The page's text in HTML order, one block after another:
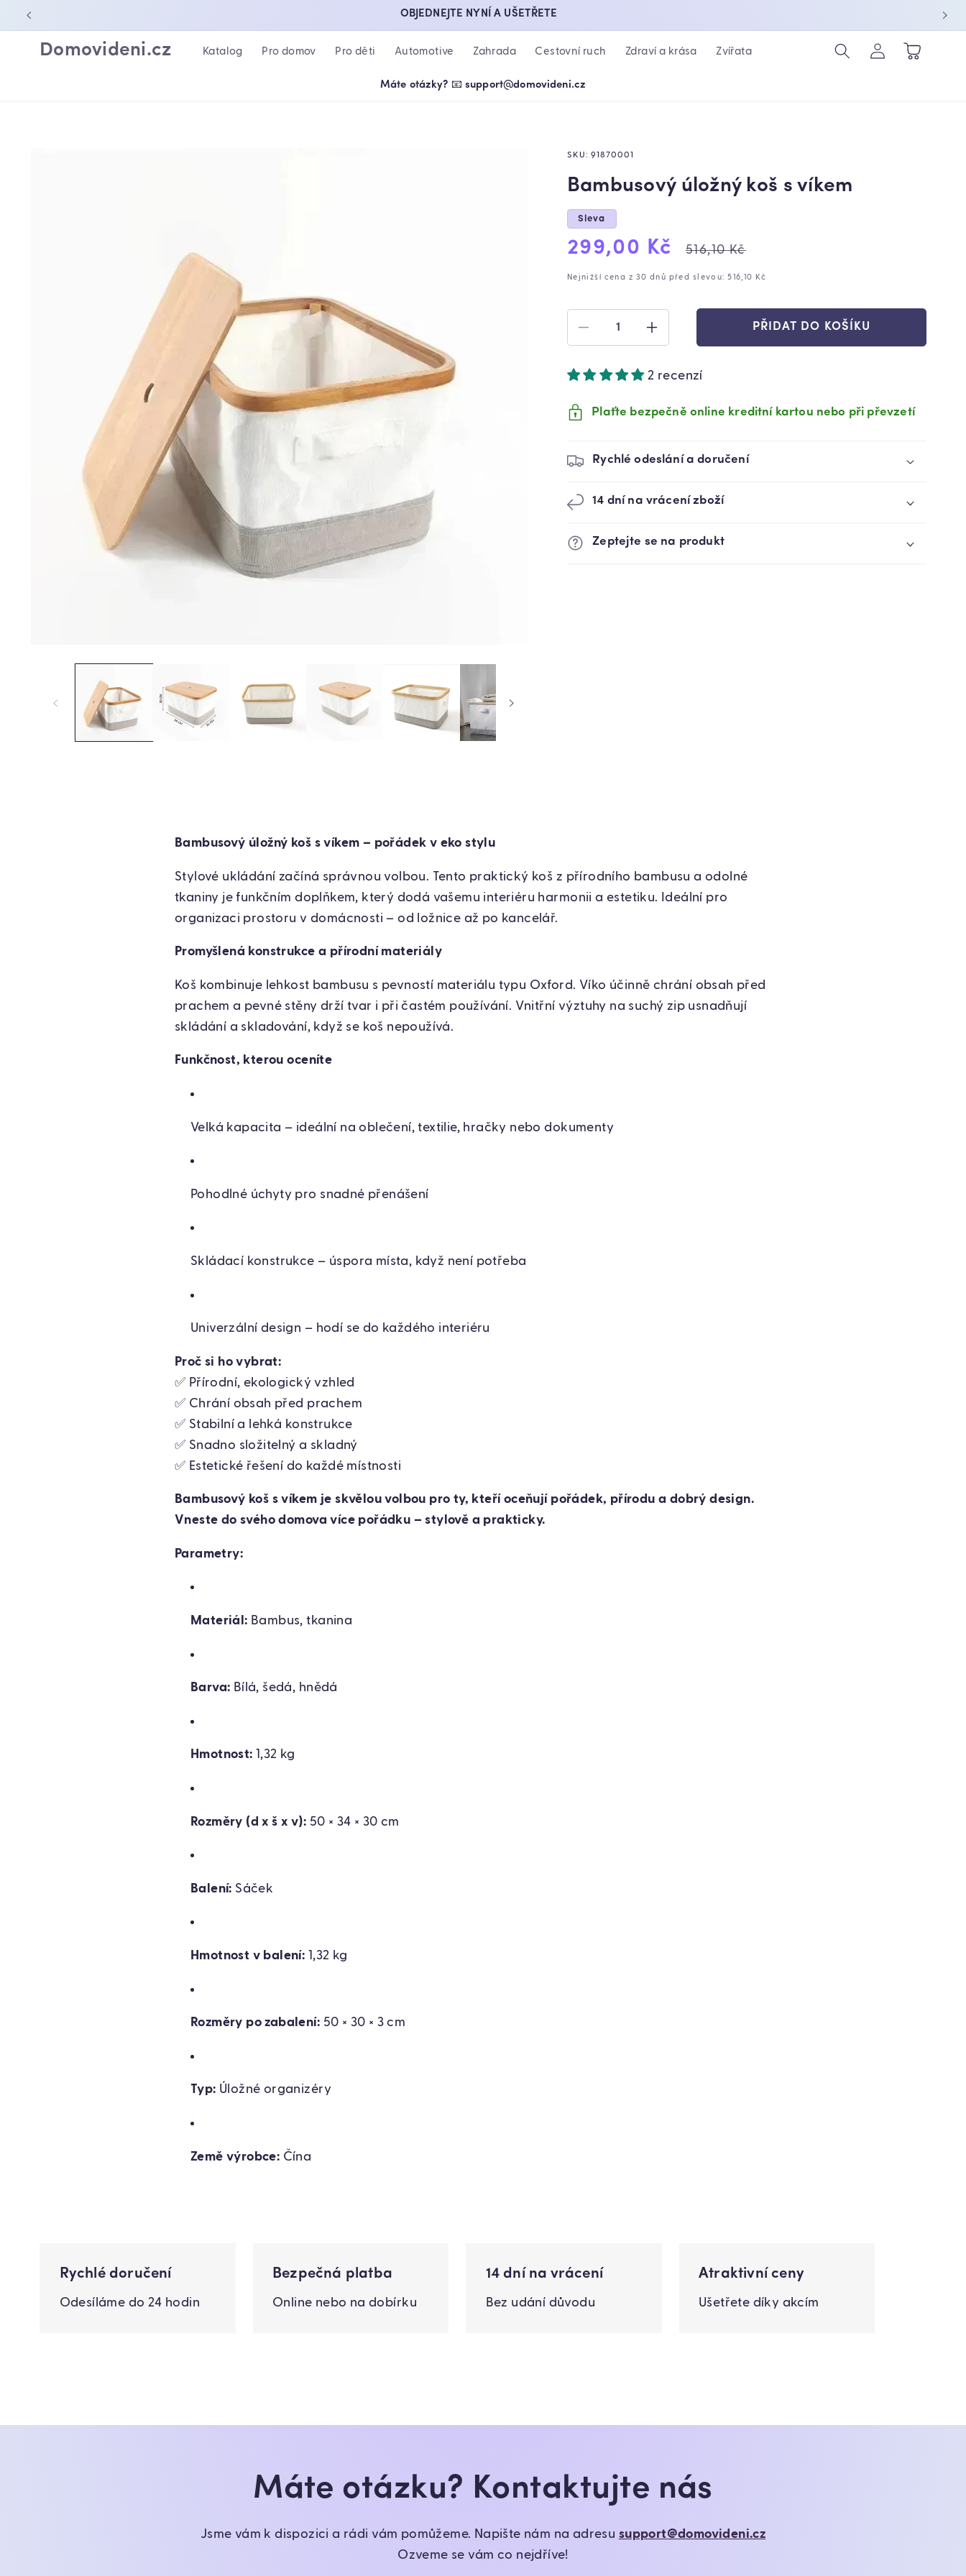
PŘEJÍT K
OBJEDNEJTE NYNÍ A UŠETŘETE
Domovideni.cz Katalog Pro domov Pro děti Automotive Zahrada Cestovní ruch Zdraví a krása Zvířata
Přihlásit
Košík
Máte otázky? 📧 support@domovideni.cz
SKU: 91870001
Bambusový úložný koš s víkem
Sleva
Výprodejová
cena
299,00 Kč
Běžná
cena
516,10 Kč
Nejnižší cena z 30 dnů před slevou: 516,10 Kč
SNÍŽIT
MNOŽSTVÍ
BAMBUSOVÝ
KOŠ
ZVÝŠIT
MNOŽSTVÍ
BAMBUSOVÝ
KOŠ
S
PŘIDAT DO KOŠÍKU
2 recenzí
Plaťte bezpečně online kreditní kartou nebo při převzetí
Rychlé odeslání a doručení
14 dní na vrácení zboží
Zeptejte se na produkt
Bambusový úložný koš s víkem – pořádek v eko stylu
Stylové ukládání začíná správnou volbou. Tento praktický koš z přírodního bambusu a odolné
tkaniny je funkčním doplňkem, který dodá vašemu interiéru harmonii a estetiku. Ideální pro
organizaci prostoru v domácnosti – od ložnice až po kancelář.
Promyšlená konstrukce a přírodní materiály
Koš kombinuje lehkost bambusu s pevností materiálu typu Oxford. Víko účinně chrání obsah před
prachem a pevné stěny drží tvar i při častém používání. Vnitřní výztuhy na suchý zip usnadňují
skládání a skladování, když se koš nepoužívá.
Funkčnost, kterou oceníte
Velká kapacita – ideální na oblečení, textilie, hračky nebo dokumenty
Pohodlné úchyty pro snadné přenášení
Skládací konstrukce – úspora místa, když není potřeba
Univerzální design – hodí se do každého interiéru
Proč si ho vybrat:
✅ Přírodní, ekologický vzhled
✅ Chrání obsah před prachem
✅ Stabilní a lehká konstrukce
✅ Snadno složitelný a skladný
✅ Estetické řešení do každé místnosti
Bambusový koš s víkem je skvělou volbou pro ty, kteří oceňují pořádek, přírodu a dobrý design.
Vneste do svého domova více pořádku – stylově a prakticky.
Parametry:
Materiál: Bambus, tkanina
Barva: Bílá, šedá, hnědá
Hmotnost: 1,32 kg
Rozměry (d x š x v): 50 × 34 × 30 cm
Balení: Sáček
Hmotnost v balení: 1,32 kg
Rozměry po zabalení: 50 × 30 × 3 cm
Typ: Úložné organizéry
Země výrobce: Čína
Rychlé doručení
Odesíláme do 24 hodin
Bezpečná platba
Online nebo na dobírku
14 dní na vrácení
Bez udání důvodu
Atraktivní ceny
Ušetřete díky akcím
Máte otázku? Kontaktujte nás
Jsme vám k dispozici a rádi vám pomůžeme. Napište nám na adresu support@domovideni.cz
Ozveme se vám co nejdříve!